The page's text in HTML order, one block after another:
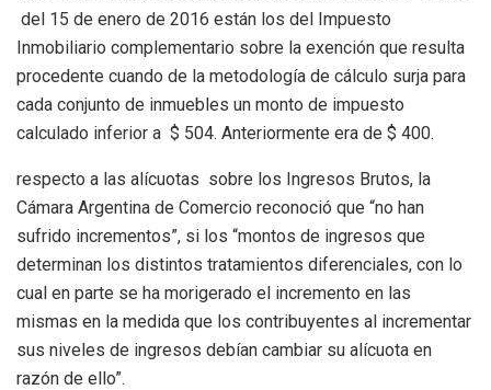
del 15 de enero de 2016 están los del Impuesto
Inmobiliario complementario sobre la exención que resulta
procedente cuando de la metodología de cálculo surja para
cada conjunto de inmuebles un monto de impuesto
calculado inferior a $ 504. Anteriormente era de $ 400.
respecto a las alícuotas sobre los Ingresos Brutos, la
Cámara Argentina de Comercio reconoció que “no han
sufrido incrementos”, si los “montos de ingresos que
determinan los distintos tratamientos diferenciales, con lo
cual en parte se ha morigerado el incremento en las
mismas en la medida que los contribuyentes al incrementar
sus niveles de ingresos debían cambiar su alícuota en
razón de ello”.